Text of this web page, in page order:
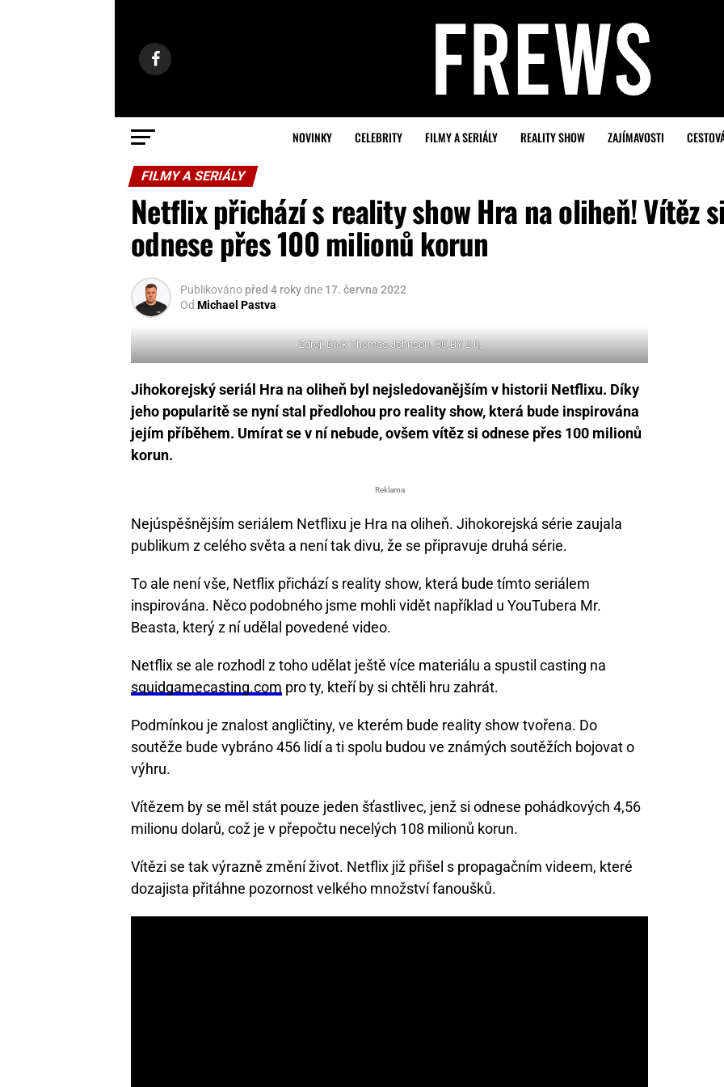
NOVINKY CELEBRITY FILMY A SERIÁLY REALITY SHOW ZAJÍMAVOSTI
FILMY A SERIÁLY
Netflix přichází s reality show Hra na oliheň! Vítěz si
odnese přes 100 milionů korun
Publikováno před 4 rokydne 17. června 2022
Od Michael Pastva
Zdroj: Dick Thomas Johnson, CC BY 2.0,
Jihokorejský seriál Hra na oliheň byl nejsledovanějším v historii Netflixu. Díky
jeho popularitě se nyní stal předlohou pro reality show, která bude inspirována
jejím příběhem. Umírat se v ní nebude, ovšem vítěz si odnese přes 100 milionů
korun.
Reklama
Nejúspěšnějším seriálem Netflixu je Hra na oliheň. Jihokorejská série zaujala
publikum z celého světa a není tak divu, že se připravuje druhá série.
To ale není vše, Netflix přichází s reality show, která bude tímto seriálem
inspirována. Něco podobného jsme mohli vidět například u YouTubera Mr.
Beasta, který z ní udělal povedené video.
Netflix se ale rozhodl z toho udělat ještě více materiálu a spustil casting na
squidgamecasting.com pro ty, kteří by si chtěli hru zahrát.
Podmínkou je znalost angličtiny, ve kterém bude reality show tvořena. Do
soutěže bude vybráno 456 lidí a ti spolu budou ve známých soutěžích bojovat o
výhru.
Vítězem by se měl stát pouze jeden šťastlivec, jenž si odnese pohádkových 4,56
milionu dolarů, což je v přepočtu necelých 108 milionů korun.
Vítězi se tak výrazně změní život. Netflix již přišel s propagačním videem, které
dozajista přitáhne pozornost velkého množství fanoušků.